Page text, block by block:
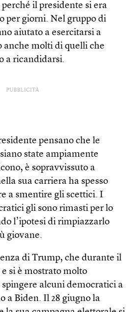
il presidente si era
per giorni. Nel gruppo di
aiutato a esercitarsi a
anche molti di quelli che
a ricandidarsi.
PUBBLICITÀ
pensano che le
state ampiamente
è sopravvissuto a
sua carriera ha spesso
a smentire gli scettici. I
gli sono rimasti per lo
l’ipotesi di rimpiazzarlo
giovane.
di Trump, che durante il
si è mostrato molto
alcuni democratici a
a Biden. Il 28 giugno la